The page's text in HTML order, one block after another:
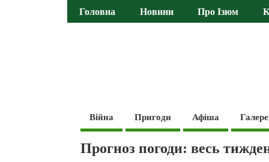
Головна Новини Про Ізюм
Війна Пригоди Афіша
Прогноз погоди: весь